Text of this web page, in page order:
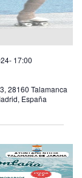
17:00
28160 Talamanca
España